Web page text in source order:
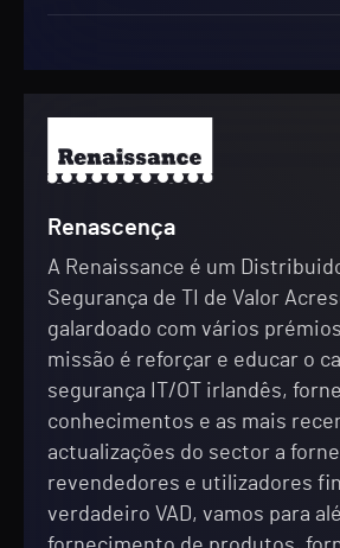
Renascença
A Renaissance é um
Segurança de TI de Valor
galardoado com vários
missão é reforçar e educar o
segurança IT/OT irlandês,
conhecimentos e as mais
actualizações do sector a
revendedores e utilizadores
verdadeiro VAD, vamos para